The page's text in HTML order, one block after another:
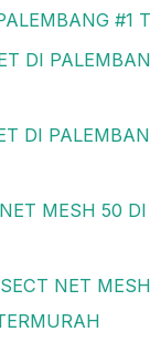
#1
DI
DI
MESH 50
NET